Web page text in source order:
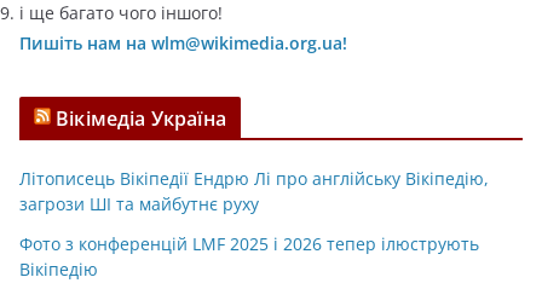
і ще багато чого іншого!
Пишіть нам на wlm@wikimedia.org.ua!
Вікімедіа Україна
Літописець Вікіпедії Ендрю Лі про англійську Вікіпедію,
загрози ШІ та майбутнє руху
Фото з конференцій LMF 2025 і 2026 тепер ілюструють
Вікіпедію